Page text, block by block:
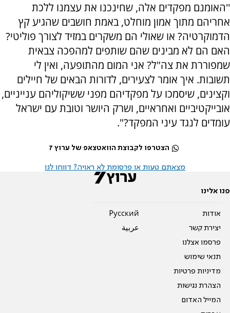
''האומנם מפקדים אלה, שחינכנו את עצמנו ללכת
אחריהם מתוך אמון מוחלט, באמת חושבים שהגיע קץ
הדמוקרטיה? או שאולי הם משקרים במזיד לצורך פוליטי?
האם הם לא מבינים שהם שותפים למהפכה צבאית
שמפוררת את צה"ל? אני המום מהתופעה, ואין לי
תשובות. איך אומר לצעירים, לדורות הבאים של חיילים
וקצינים, שיסמכו על מפקדיהם מפני ששיקוליהם ענייניים,
אובייקטיביים ואחראיים, ושרק היושר וטובת עם ישראל
עומדים לנגד עיני המפקד?".
הצטרפו לקבוצת הוואטצאפ של ערוץ 7
מצאתם טעות או פרסומת לא ראויה? דווחו לנו
פנו אלינו
אודות
יצירת קשר
פרסמו אצלנו
תנאי שימוש
מדיניות פרטיות
הצהרת נגישות
המייל האדום
Pусский
عربية